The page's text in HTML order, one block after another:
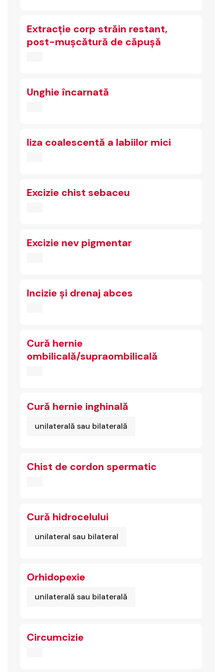
Extracție corp străin restant,
post-mușcătură de căpușă
Unghie încarnată
liza coalescentă a labiilor mici
Excizie chist sebaceu
Excizie nev pigmentar
Incizie și drenaj abces
Cură hernie
ombilicală/supraombilicală
Cură hernie inghinală
unilaterală sau bilaterală
Chist de cordon spermatic
Cură hidrocelului
unilateral sau bilateral
Orhidopexie
unilaterală sau bilaterală
Circumcizie